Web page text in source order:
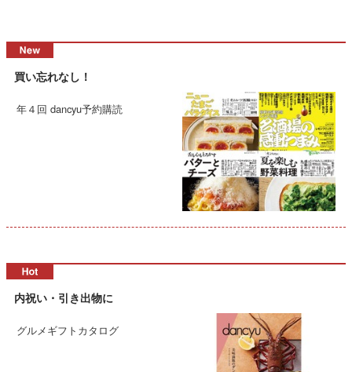
買い忘れなし！
年４回 dancyu予約購読
内祝い・引き出物に
グルメギフトカタログ